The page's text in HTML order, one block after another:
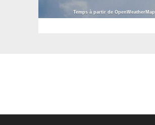
Temps à partir de OpenWeatherMap